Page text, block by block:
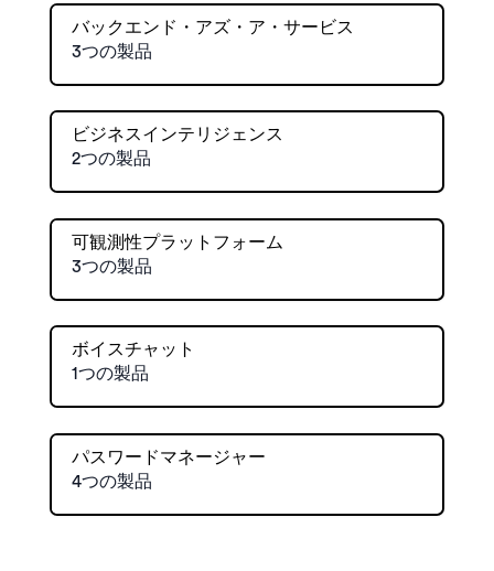
バックエンド・アズ・ア・サービス
3つの製品
ビジネスインテリジェンス
2つの製品
可観測性プラットフォーム
3つの製品
ボイスチャット
1つの製品
パスワードマネージャー
4つの製品